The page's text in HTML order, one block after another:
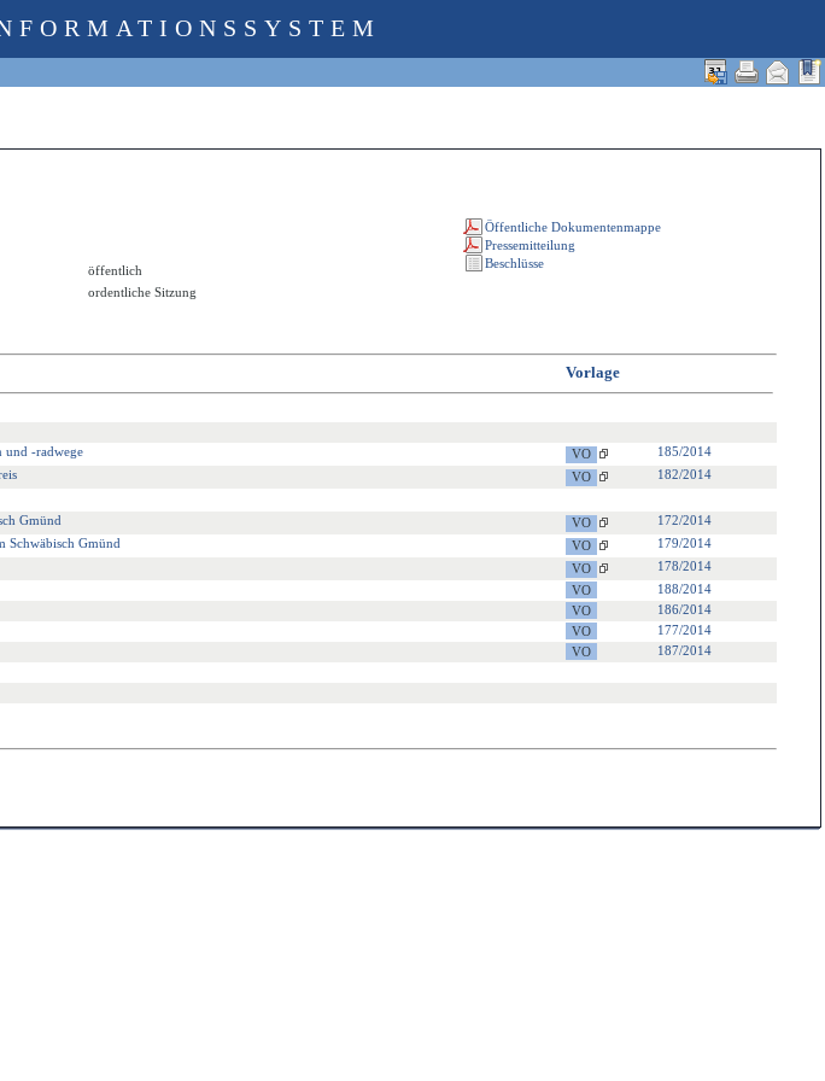
öffentlich
ordentliche Sitzung
Vorlage
und -radwege
185/2014
182/2014
Gmünd
172/2014
Schwäbisch Gmünd
179/2014
178/2014
188/2014
186/2014
177/2014
187/2014